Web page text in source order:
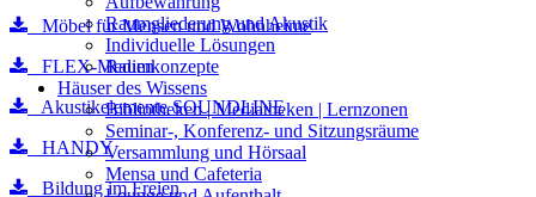
Möbel für Mensen und Wohnheime
FLEX-Medien
Akustikelemente SOUNDLINE
HANDY
Bildung im Freien
Raumgliederung und Akustik
Individuelle Lösungen
Raumkonzepte
Häuser des Wissens
Bibliotheken | Mediatheken | Lernzonen
Seminar-, Konferenz- und Sitzungsräume
Versammlung und Hörsaal
Mensa und Cafeteria